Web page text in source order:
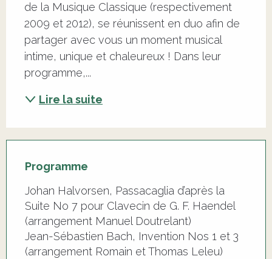
de la Musique Classique (respectivement
2009 et 2012), se réunissent en duo afin de
partager avec vous un moment musical
intime, unique et chaleureux ! Dans leur
programme,...
Lire la suite
Programme
Johan Halvorsen, Passacaglia d’après la
Suite No 7 pour Clavecin de G. F. Haendel
(arrangement Manuel Doutrelant)
Jean-Sébastien Bach, Invention Nos 1 et 3
(arrangement Romain et Thomas Leleu)